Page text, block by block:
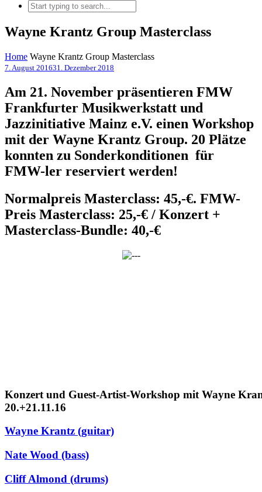
Wayne Krantz Group Masterclass
Home Wayne Krantz Group Masterclass
7. August 201631. Dezember 2018
Am 21. November präsentieren FMW
Frankfurter Musikwerkstatt und
Jazzinitiative Mainz e.V. einen Workshop
mit der Wayne Krantz Group. 20 Plätze
konnten zu Sonderkonditionen für
FMW-ler reserviert werden!
Normalpreis Masterclass: 45,-€. FMW-
Preis Masterclass: 25,-€ / Konzert +
Masterclass-Bundle: 40,-€
Konzert und Guest-Artist-Workshop mit Wayne
20.+21.11.16
Wayne Krantz (guitar)
Nate Wood (bass)
Cliff Almond (drums)